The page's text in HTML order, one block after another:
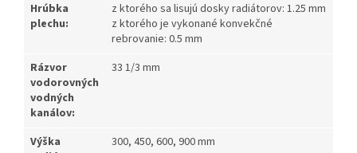
Hrúbka
plechu:
z ktorého sa lisujú dosky radiátorov: 1.25 mm
z ktorého je vykonané konvekčné
rebrovanie: 0.5 mm
Rázvor
vodorovných
vodných
kanálov:
33 1/3 mm
Výška
300, 450, 600, 900 mm